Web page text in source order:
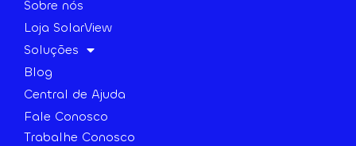
Sobre nós
Loja SolarView
Soluções
Blog
Central de Ajuda
Fale Conosco
Trabalhe Conosco